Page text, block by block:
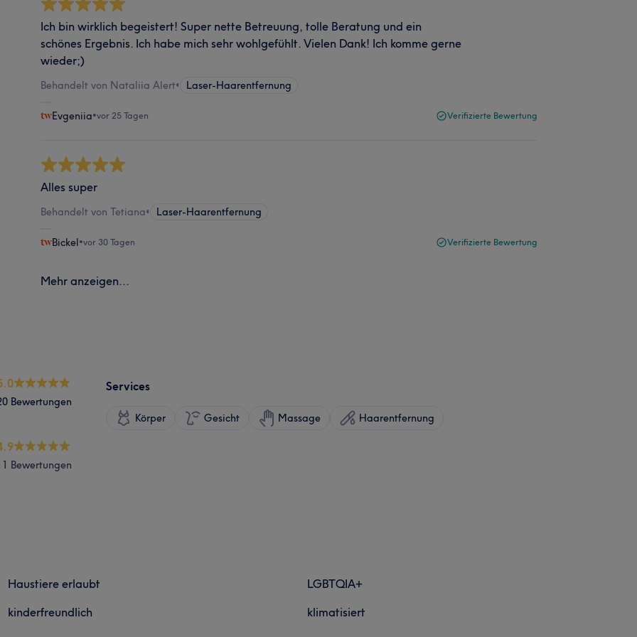
Ich bin wirklich begeistert! Super nette Betreuung, tolle Beratung und ein
schönes Ergebnis. Ich habe mich sehr wohlgefühlt. Vielen Dank! Ich komme gerne
wieder;)
Behandelt von Nataliia Alert• Laser-Haarentfernung
Evgeniia•vor 25 Tagen Verifizierte Bewertung
Alles super
Behandelt von Tetiana• Laser-Haarentfernung
Bickel•vor 30 Tagen Verifizierte Bewertung
Mehr anzeigen...
Bewertungen
Bewertungen
Services
Körper Gesicht Massage Haarentfernung
Haustiere erlaubt
kinderfreundlich
LGBTQIA+
klimatisiert